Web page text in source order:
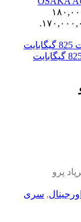
۱۸۰,۰۰۰,۰۰۰
پرو
, سری